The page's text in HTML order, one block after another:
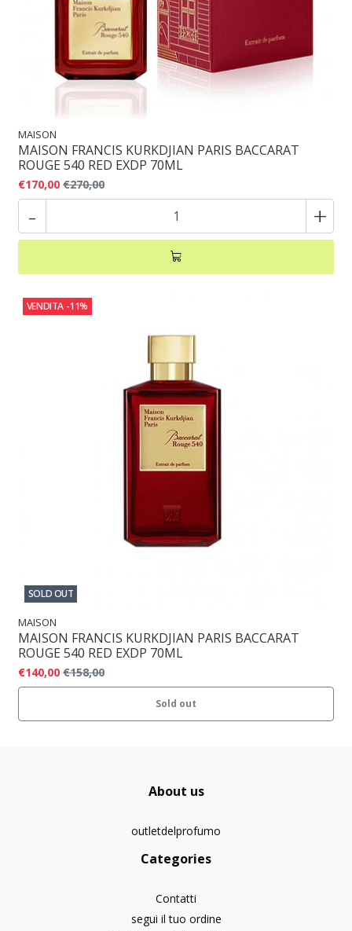
MAISON
MAISON FRANCIS KURKDJIAN PARIS BACCARAT
ROUGE 540 RED EXDP 70ML
€170,00 €270,00
- +
VENDITA -11%
SOLD OUT
MAISON
MAISON FRANCIS KURKDJIAN PARIS BACCARAT
ROUGE 540 RED EXDP 70ML
€140,00 €158,00
Sold out
About us
outletdelprofumo
Categories
Contatti
segui il tuo ordine